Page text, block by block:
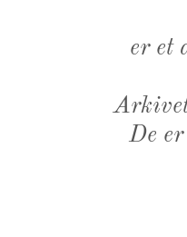
er et
De